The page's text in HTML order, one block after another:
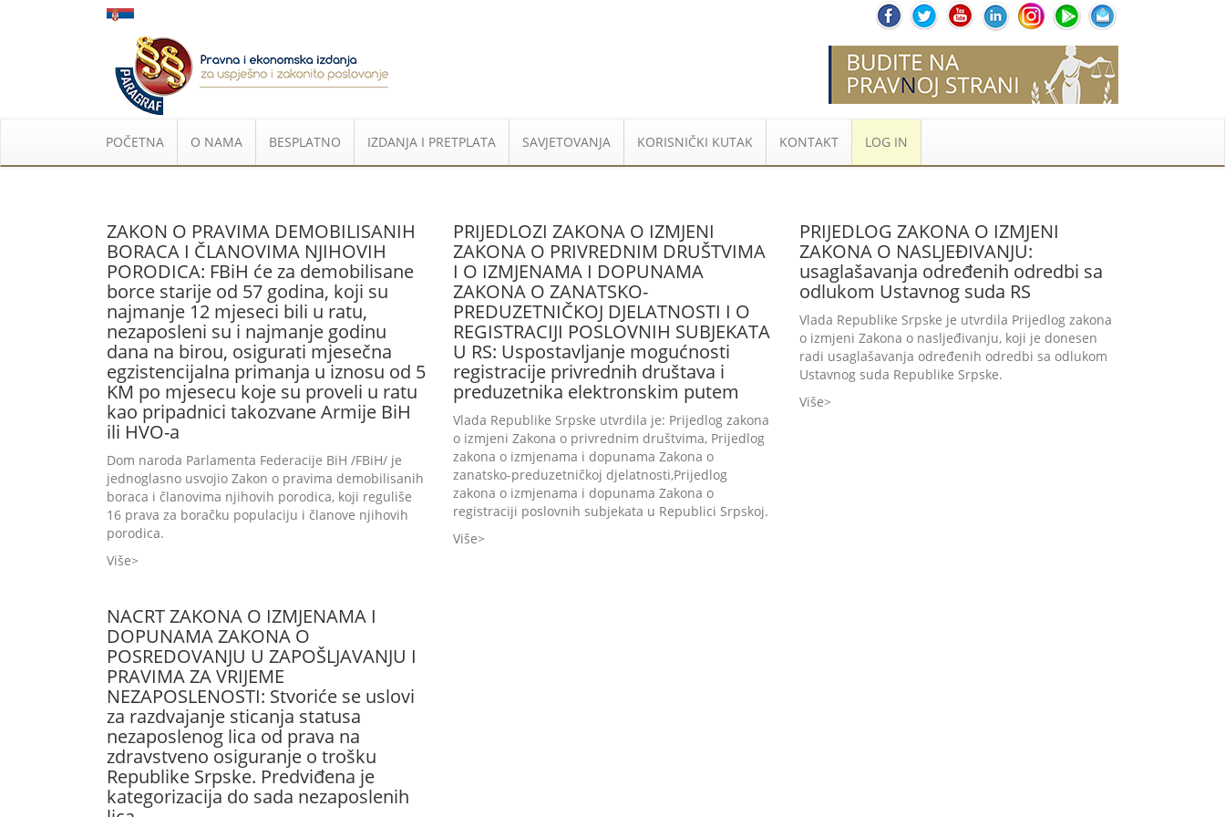
POČETNA O NAMA BESPLATNO IZDANJA I PRETPLATA SAVJETOVANJA KORISNIČKI KUTAK KONTAKT LOG IN
ZAKON O PRAVIMA DEMOBILISANIH
BORACA I ČLANOVIMA NJIHOVIH
PORODICA: FBiH će za demobilisane
borce starije od 57 godina, koji su
najmanje 12 mjeseci bili u ratu,
nezaposleni su i najmanje godinu
dana na birou, osigurati mjesečna
egzistencijalna primanja u iznosu od 5
KM po mjesecu koje su proveli u ratu
kao pripadnici takozvane Armije BiH
ili HVO-a
Dom naroda Parlamenta Federacije BiH /FBiH/ je
jednoglasno usvojio Zakon o pravima demobilisanih
boraca i članovima njihovih porodica, koji reguliše
16 prava za boračku populaciju i članove njihovih
porodica.
Više
PRIJEDLOZI ZAKONA O IZMJENI
ZAKONA O PRIVREDNIM DRUŠTVIMA
I O IZMJENAMA I DOPUNAMA
ZAKONA O ZANATSKO-
PREDUZETNIČKOJ DJELATNOSTI I O
REGISTRACIJI POSLOVNIH SUBJEKATA
U RS: Uspostavljanje mogućnosti
registracije privrednih društava i
preduzetnika elektronskim putem
Vlada Republike Srpske utvrdila je: Prijedlog zakona
o izmjeni Zakona o privrednim društvima, Prijedlog
zakona o izmjenama i dopunama Zakona o
zanatsko-preduzetničkoj djelatnosti,Prijedlog
zakona o izmjenama i dopunama Zakona o
registraciji poslovnih subjekata u Republici Srpskoj.
Više
PRIJEDLOG ZAKONA O IZMJENI
ZAKONA O NASLJEĐIVANJU:
usaglašavanja određenih odredbi sa
odlukom Ustavnog suda RS
Vlada Republike Srpske je utvrdila Prijedlog zakona
o izmjeni Zakona o nasljeđivanju, koji je donesen
radi usaglašavanja određenih odredbi sa odlukom
Ustavnog suda Republike Srpske.
Više
NACRT ZAKONA O IZMJENAMA I
DOPUNAMA ZAKONA O
POSREDOVANJU U ZAPOŠLJAVANJU I
PRAVIMA ZA VRIJEME
NEZAPOSLENOSTI: Stvoriće se uslovi
za razdvajanje sticanja statusa
nezaposlenog lica od prava na
zdravstveno osiguranje o trošku
Republike Srpske. Predviđena je
kategorizacija do sada nezaposlenih